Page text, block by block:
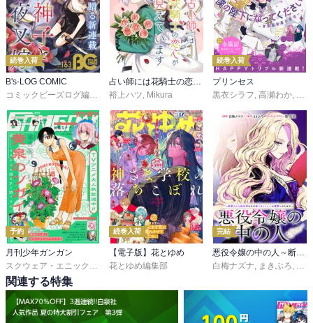
続巻入荷
B's-LOG COMIC
コミックビーズログ編集部
占い師には花騎士の恋心が見えています
裕上ハツ, Mikura
続巻入荷
プリンセス
黒衣シラフ, 高瀬わか, 石
予約
月刊少年ガンガン
matoba,つみきどう 菖蒲
続巻入荷
【電子版】花とゆめ
花とゆめ編集部
完結
白梅ナズナ
まきぶろ
関連する特集